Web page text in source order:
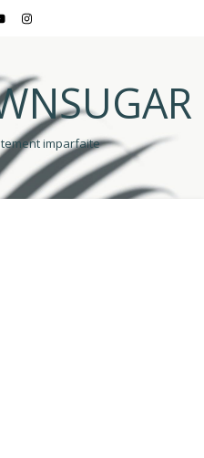
imparfaite